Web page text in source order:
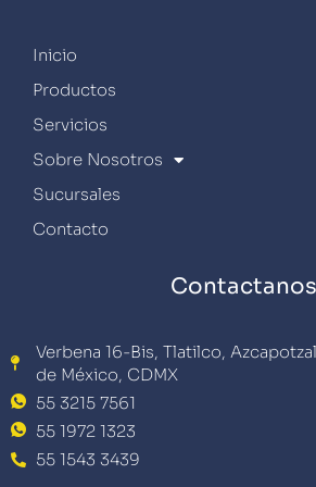
Inicio
Productos
Servicios
Sobre Nosotros
Sucursales
Contacto
Contactanos
Verbena 16-Bis, Tlatilco,
de México, CDMX
55 3215 7561
55 1972 1323
55 1543 3439